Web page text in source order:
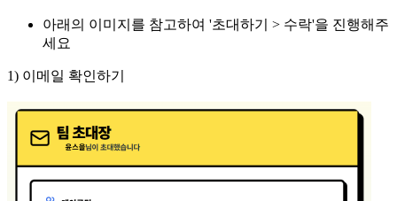
아래의 이미지를 참고하여 '초대하기 > 수락'을 진행해주
세요
1) 이메일 확인하기